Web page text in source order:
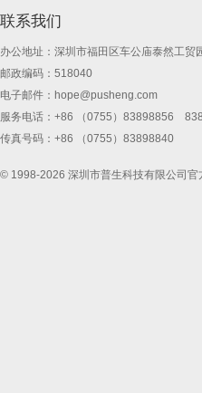
联系我们
办公地址：深圳市福田区车公庙泰然工贸
邮政编码：518040
电子邮件： hope@pusheng.com
服务电话：+86 （0755）83898856
传真号码：+86 （0755）83898840
© 1998-2026 深圳市普生科技有限公司官